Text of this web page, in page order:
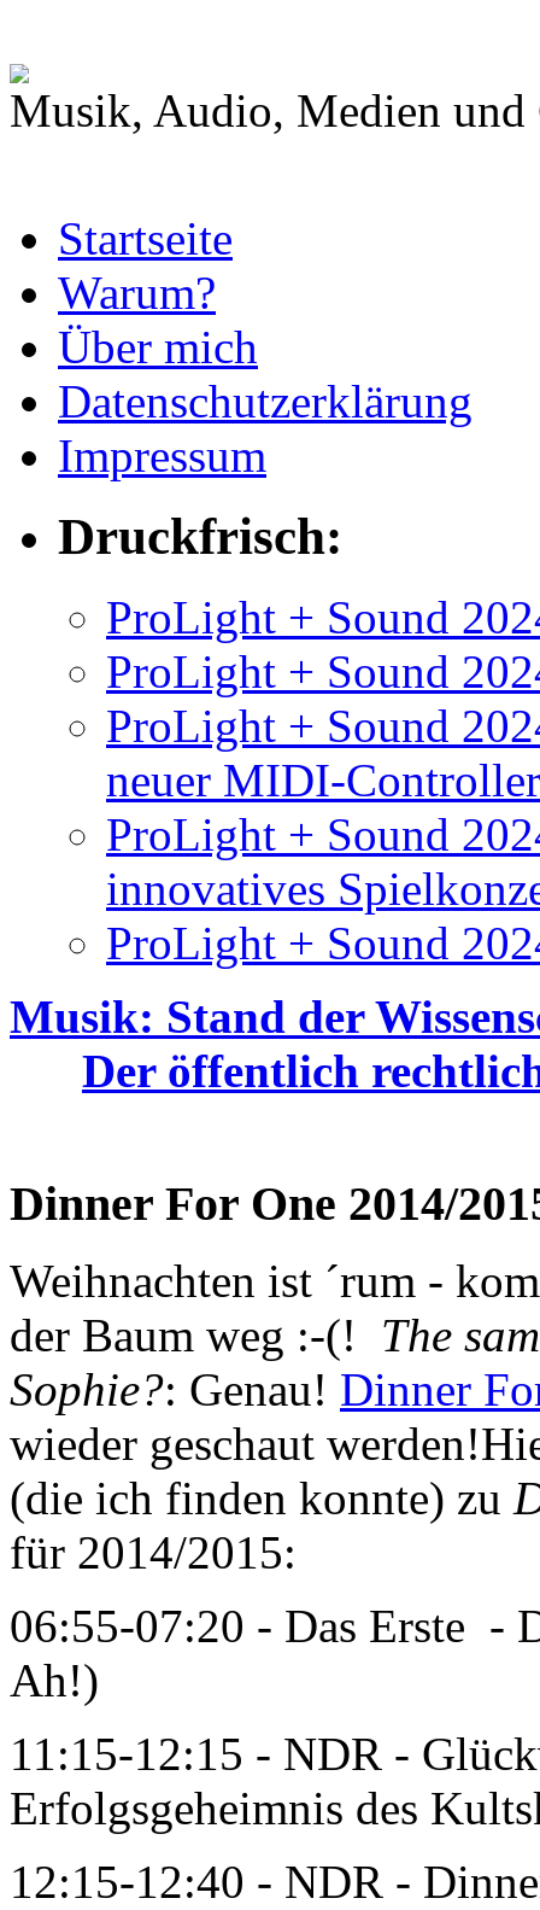
Musik, Audio, Medien und
Startseite
Warum?
Über mich
Datenschutzerklärung
Impressum
Druckfrisch:
ProLight + Sound
ProLight + Sound
ProLight + Sound
neuer MIDI-Controller
ProLight + Sound
innovatives
ProLight + Sound
Musik: Stand der
Der öffentlich
Dinner For One 2014/
Weihnachten ist ´rum -
der Baum weg :-(! The
Sophie?: Genau! Dinner
wieder geschaut werden!
(die ich finden konnte) zu
für 2014/2015:
06:55-07:20 - Das Erste -
Ah!)
11:15-12:15 - NDR -
Erfolgsgeheimnis des
12:15-12:40 - NDR -